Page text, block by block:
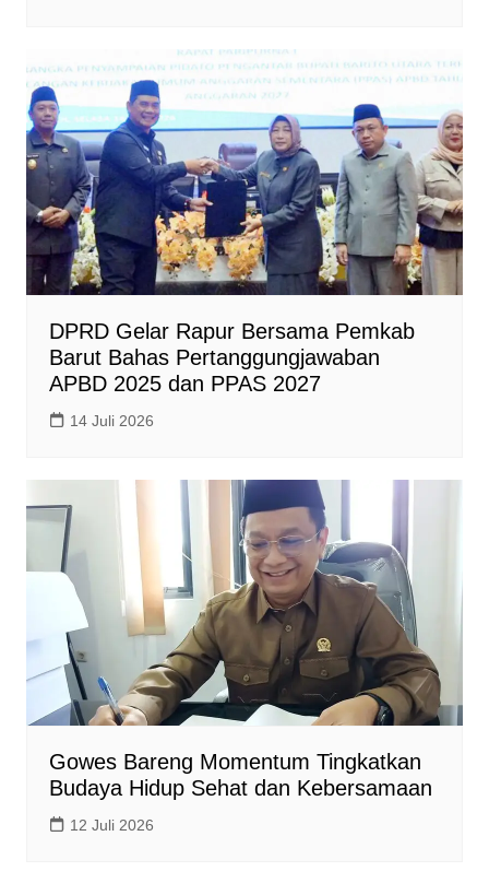
DPRD Gelar Rapur Bersama Pemkab
Barut Bahas Pertanggungjawaban
APBD 2025 dan PPAS 2027
14 Juli 2026
Gowes Bareng Momentum Tingkatkan
Budaya Hidup Sehat dan Kebersamaan
12 Juli 2026